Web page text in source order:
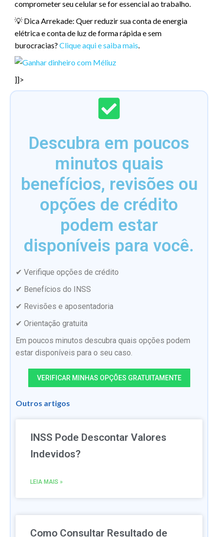
comprometer seu celular se for essencial ao trabalho.
💡 Dica Arrekade: Quer reduzir sua conta de energia
elétrica e conta de luz de forma rápida e sem
burocracias? Clique aqui e saiba mais.
]]>
Descubra em poucos
minutos quais
benefícios, revisões ou
opções de crédito
podem estar
disponíveis para você.
✔ Verifique opções de crédito
✔ Benefícios do INSS
✔ Revisões e aposentadoria
✔ Orientação gratuita
Em poucos minutos descubra quais opções podem
estar disponíveis para o seu caso.
VERIFICAR MINHAS OPÇÕES GRATUITAMENTE
Outros artigos
INSS Pode Descontar Valores
Indevidos?
LEIA MAIS »
Como Consultar Resultado de